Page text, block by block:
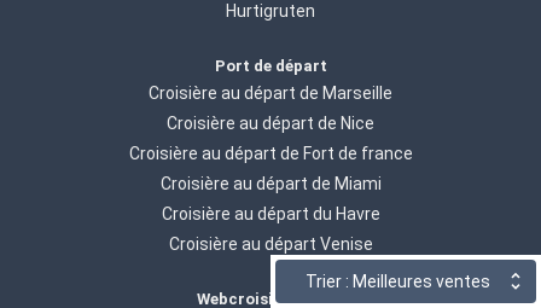
Trier : Meilleures ventes
Hurtigruten
Port de départ
Croisière au départ de Marseille
Croisière au départ de Nice
Croisière au départ de Fort de france
Croisière au départ de Miami
Croisière au départ du Havre
Croisière au départ Venise
Webcroisieres.com